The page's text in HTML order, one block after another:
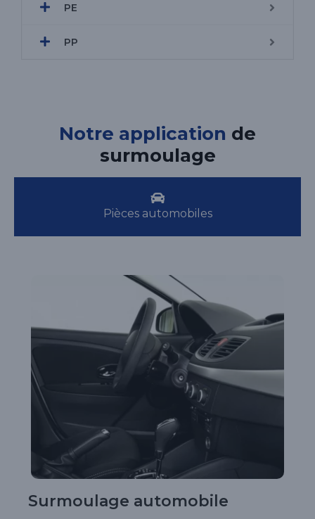
PE
PP
Notre application de
surmoulage
Pièces automobiles
Surmoulage automobile